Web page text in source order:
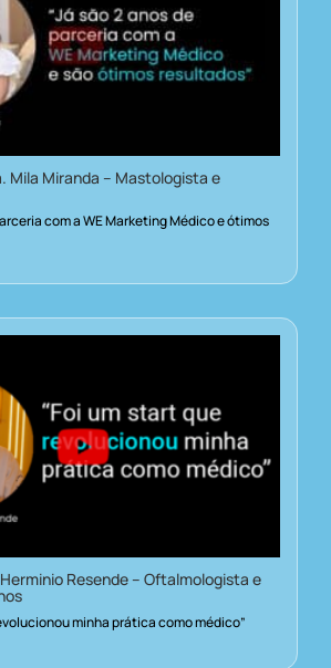
Mila Miranda – Mastologista e
com a WE Marketing Médico e ótimos
Resende – Oftalmologista e
minha prática como médico”